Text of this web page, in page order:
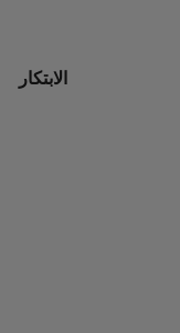
الابتكار